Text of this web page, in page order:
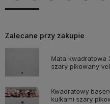
Zalecane przy zakupie
Mata kwadratowa
szary pikowany
Kwadratowy
kulkami szary